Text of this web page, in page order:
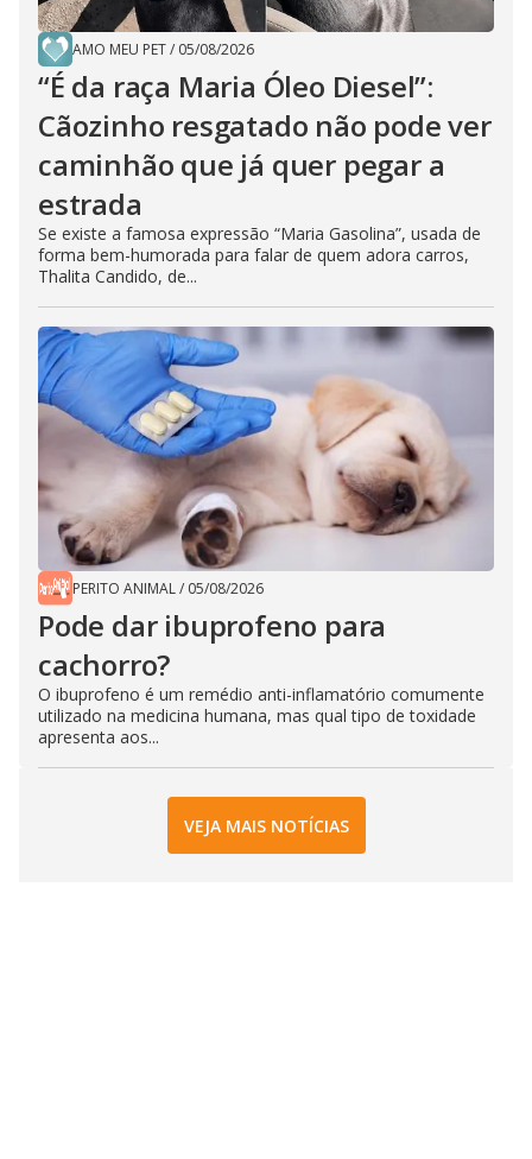
AMO MEU PET/ 05/08/2026
“É da raça Maria Óleo Diesel”:
Cãozinho resgatado não pode ver
caminhão que já quer pegar a
estrada
Se existe a famosa expressão “Maria Gasolina”, usada de
forma bem-humorada para falar de quem adora carros,
Thalita Candido, de...
PERITO ANIMAL/ 05/08/2026
Pode dar ibuprofeno para
cachorro?
O ibuprofeno é um remédio anti-inflamatório comumente
utilizado na medicina humana, mas qual tipo de toxidade
apresenta aos...
VEJA MAIS NOTÍCIAS